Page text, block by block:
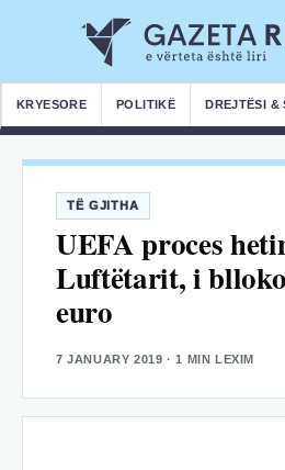
KRYESORE POLITIKË DREJTËSI &
TË GJITHA
UEFA proces
Luftëtarit, i
euro
7 JANUARY 2019 · 1 MIN LEXIM